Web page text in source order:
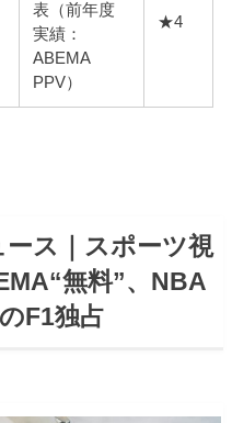
表（前年度
実績：
ABEMA
PPV）
★4
ス｜スポーツ視
無料”、NBA
F1独占